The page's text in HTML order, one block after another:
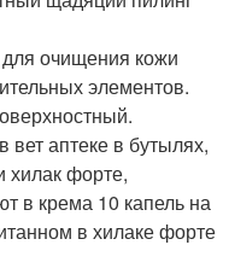
очищения кожи
элементов.
вет аптеке в бутылях,
хилак форте,
в крема 10 капель на
в хилаке форте